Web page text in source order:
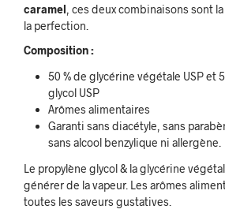
caramel , ces deux combinaisons sont
la perfection.
Composition :
50 % de glycérine végétale USP et
glycol USP
Arômes alimentaires
Garanti sans diacétyle, sans
sans alcool benzylique ni allergène.
Le propylène glycol & la glycérine
générer de la vapeur. Les arômes
toutes les saveurs gustatives.